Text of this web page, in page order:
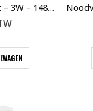
Noodverlichting Downlight – 3W – 148 x 48mm – Zwart – Auto Test